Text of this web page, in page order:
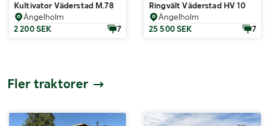
Kultivator Väderstad M.78
Ängelholm
2 200 SEK
7
Ringvält Väderstad HV 10
Ängelholm
25 500 SEK
7
Fler traktorer